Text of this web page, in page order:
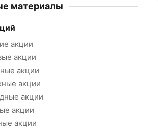
материалы
акции
акции
акции
акции
акции
акции
акции